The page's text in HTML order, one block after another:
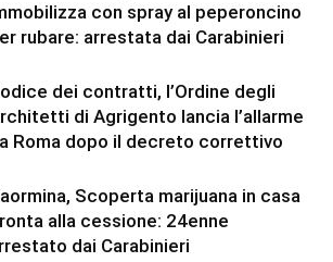
con spray al peperoncino
rubare: arrestata dai Carabinieri
dei contratti, l’Ordine degli
di Agrigento lancia l’allarme
Roma dopo il decreto correttivo
Scoperta marijuana in casa
alla cessione: 24enne
dai Carabinieri